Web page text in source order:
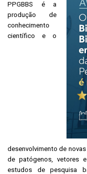
PPGBBS é a
produção de
conhecimento
científico e o
desenvolvimento de
de patógenos, vetores
estudos de pesquisa